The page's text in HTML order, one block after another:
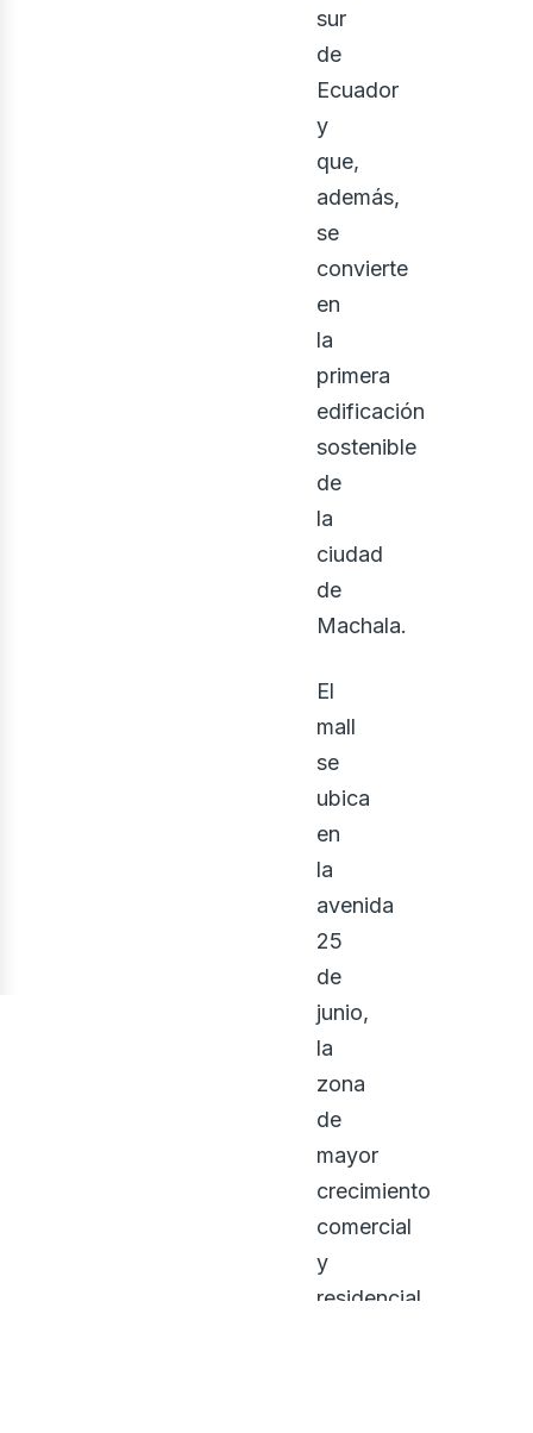
sur
de
Ecuador
y
que,
además,
se
convierte
en
la
primera
edificación
sostenible
de
la
ciudad
de
Machala.
El
mall
se
ubica
en
la
avenida
25
de
junio,
la
zona
de
mayor
crecimiento
comercial
y
residencial